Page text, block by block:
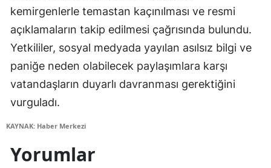
kemirgenlerle temastan kaçınılması ve resmi
açıklamaların takip edilmesi çağrısında bulundu.
Yetkililer, sosyal medyada yayılan asılsız bilgi ve
paniğe neden olabilecek paylaşımlara karşı
vatandaşların duyarlı davranması gerektiğini
vurguladı.
KAYNAK: Haber Merkezi
Yorumlar